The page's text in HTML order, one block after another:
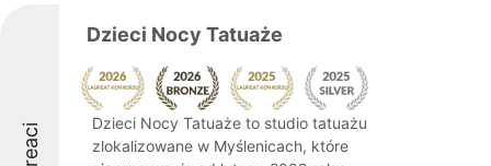
Dzieci Nocy Tatuaże
Dzieci Nocy Tatuaże to studio tatuażu
zlokalizowane w Myślenicach, które